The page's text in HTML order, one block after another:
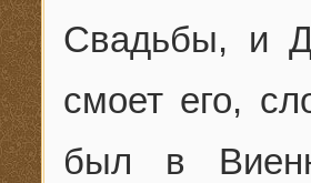
Свадьбы, и
смоет его,
был в